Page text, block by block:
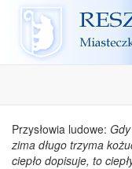
Reszel
Przysłowia ludowe:
zima długo trzyma
ciepło dopisuje, to